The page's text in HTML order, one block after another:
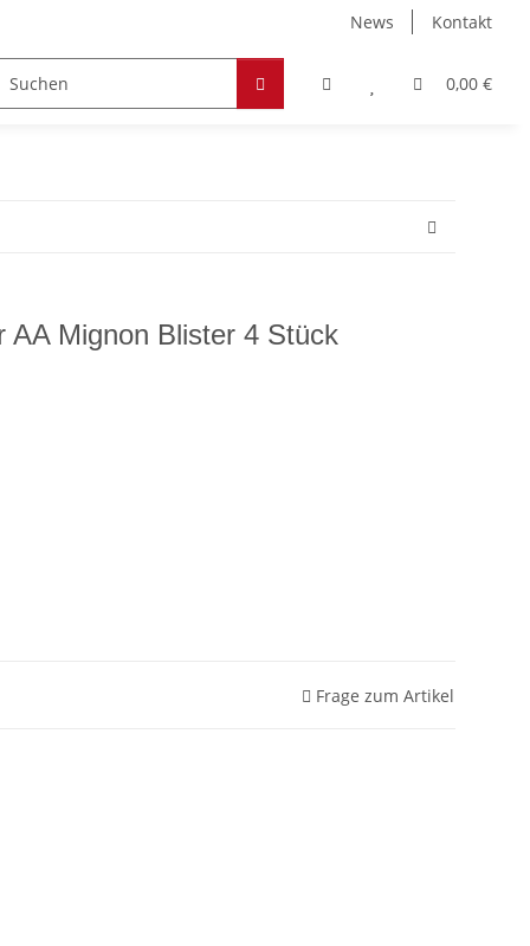
News Kontakt
0,00 €
Zubehör Hobby & Freizeit Werkstoffe
AA Mignon Blister 4 Stück
Frage zum Artikel